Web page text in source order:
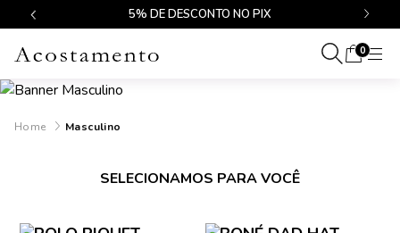
5% DE DESCONTO NO PIX
0
Masculino
SELECIONAMOS PARA VOCÊ